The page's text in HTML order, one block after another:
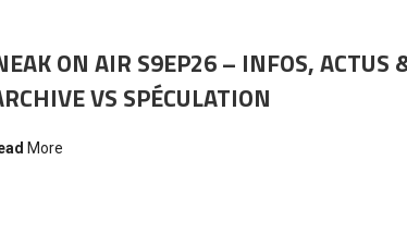
ON AIR S9EP26 – INFOS, ACTUS
VS SPÉCULATION
More